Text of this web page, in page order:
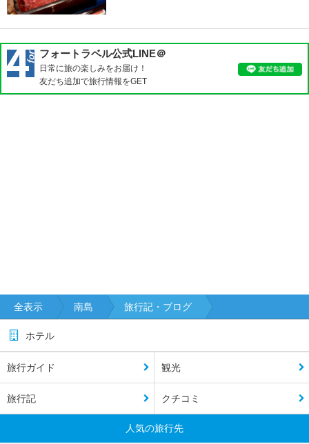
田
川
奥
多
島
笠
原
諸
島
父
フォートラベル公式LINE＠
日常に旅の楽しみをお届け！
友だち追加で旅行情報をGET
全表示 南島 旅行記・ブログ
ホテル
旅行ガイド 観光
旅行記 クチコミ
人気の旅行先